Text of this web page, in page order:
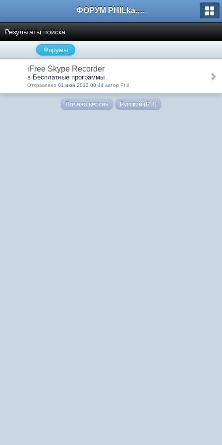
ФОРУМ PHILka.RU
Результаты поиска
Форумы
iFree Skype Recorder
в Бесплатные программы
Отправлено 01 июн 2013 00:44 автор Phil
Полная версия Русский (RU)